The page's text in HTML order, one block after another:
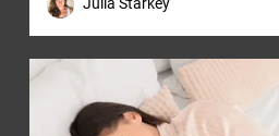
Julia Starkey